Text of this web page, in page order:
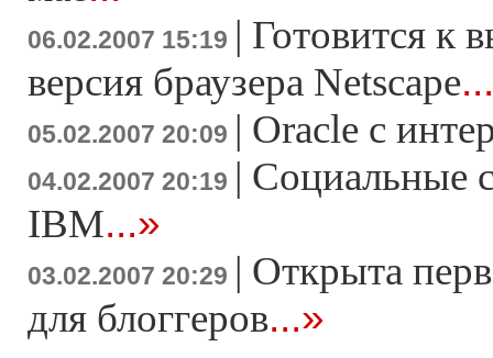
06.02.2007 15:19 | Готовится к
версия браузера Netscape
05.02.2007 20:09 | Oracle с
04.02.2007 20:19 | Социальные
IBM...»
03.02.2007 20:29 | Открыта
для блоггеров...»